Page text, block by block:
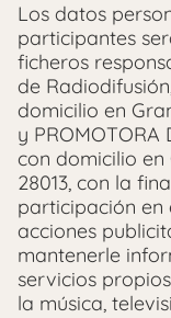
Los datos
participantes
ficheros
de
domicilio en
y PROMOTORA
con domicilio en
28013, con la
participación en
acciones
mantenerle
servicios
la música,